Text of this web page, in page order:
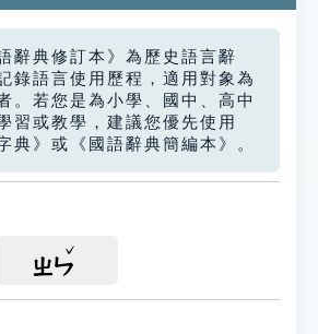
辭典修訂本》為歷史語言辭
錄語言使用歷程，適用對象為
。若您是為小學、國中、高中
習或教學，建議您優先使用
典》或《國語辭典簡編本》。
ㄓㄣ